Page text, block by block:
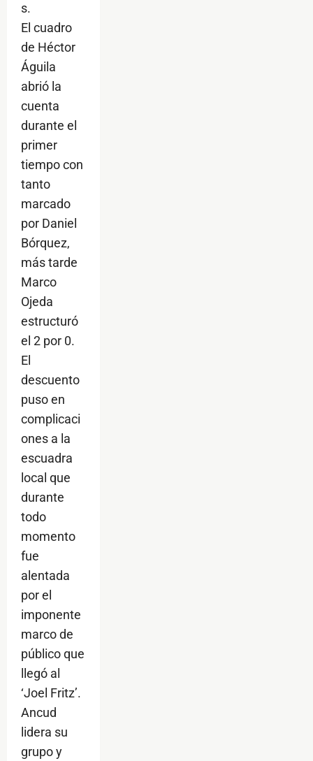
s.
El cuadro
de Héctor
Águila
abrió la
cuenta
durante el
primer
tiempo con
tanto
marcado
por Daniel
Bórquez,
más tarde
Marco
Ojeda
estructuró
el 2 por 0.
El
descuento
puso en
complicaci
ones a la
escuadra
local que
durante
todo
momento
fue
alentada
por el
imponente
marco de
público que
llegó al
‘Joel Fritz’.
Ancud
lidera su
grupo y